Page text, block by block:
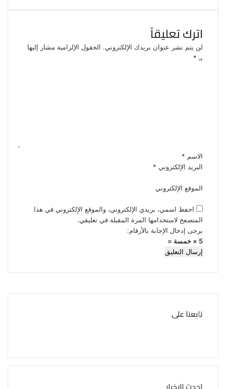
اترك تعليقاً
لن يتم نشر عنوان بريدك الإلكتروني. الحقول الإلزامية مشار إليها
بـ *
الاسم *
البريد الإلكتروني *
الموقع الإلكتروني
احفظ اسمي، بريدي الإلكتروني، والموقع الإلكتروني في هذا
المتصفح لاستخدامها المرة المقبلة في تعليقي.
يرجى إدخال الإجابة بالأرقام:
5 × خمسة =
تابعنا على